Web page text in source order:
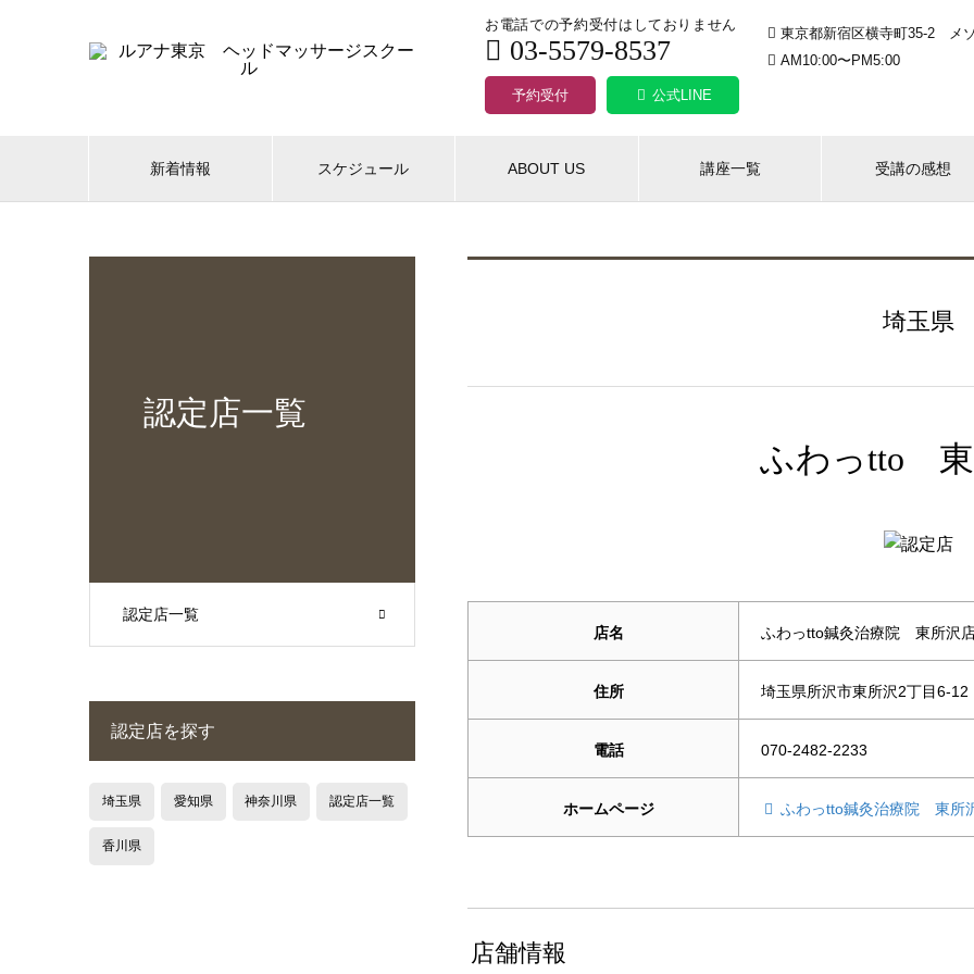
お電話での予約受付はしておりません
03-5579-8537
東京都新宿区横寺町35-2 メ
AM10:00〜PM5:00
予約受付 公式LINE
新着情報 スケジュール ABOUT US 講座一覧 受講の感想
認定店一覧
認定店一覧
埼玉県
ふわっtto 東
店名 ふわっtto鍼灸治療院 東所沢
住所 埼玉県所沢市東所沢2丁目6-12
電話 070-2482-2233
ホームページ ふわっtto鍼灸治療院 東所
店舗情報
認定店を探す
埼玉県 愛知県 神奈川県 認定店一覧
香川県